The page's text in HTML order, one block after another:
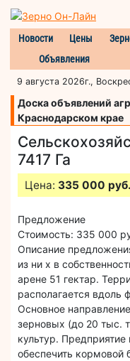
Новости Цены
Объявления
9 августа 2026г.,
Доска объявлений
Краснодарском крае
7417 Га
Цена: 335 000
Предложение
Стоимость: 335 000
Описание
из ни х в
арене 51 гектар.
располагается вдоль
Основное
зерновых (до 20 тыс.
культур. Предприятие
обеспечить кормовой